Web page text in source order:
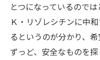
とつになっているのでは
Ｋ・リゾレシチンに中
るというのが分かり、
ずっど、安全なものを